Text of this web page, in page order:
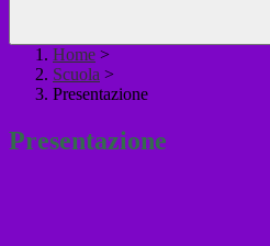
Home >
Scuola >
Presentazione
Presentazione